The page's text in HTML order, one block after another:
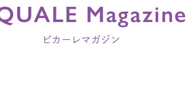
Magazine
ピカーレマガジン